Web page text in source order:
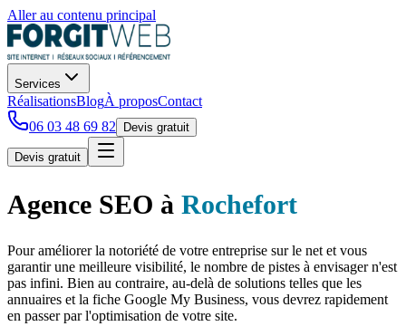
Aller au contenu principal
Services
RéalisationsBlogÀ proposContact
06 03 48 69 82
Devis gratuit
Devis gratuit
Agence SEO à Rochefort
Pour améliorer la notoriété de votre entreprise sur le net et vous
garantir une meilleure visibilité, le nombre de pistes à envisager n'est
pas infini. Bien au contraire, au-delà de solutions telles que les
annuaires et la fiche Google My Business, vous devrez rapidement
en passer par l'optimisation de votre site.